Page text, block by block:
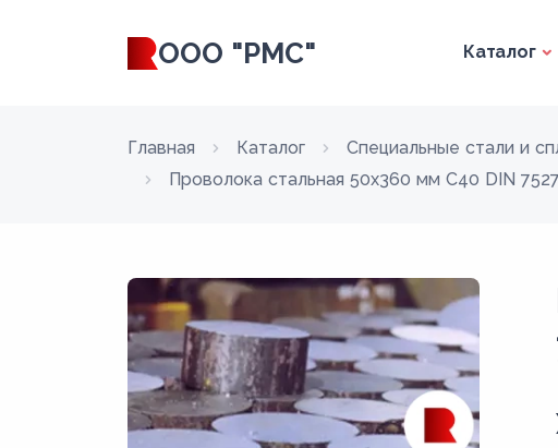
ООО "РМС" Каталог
Главная Каталог Специальные стали и
Проволока стальная 50х360 мм C40 DIN